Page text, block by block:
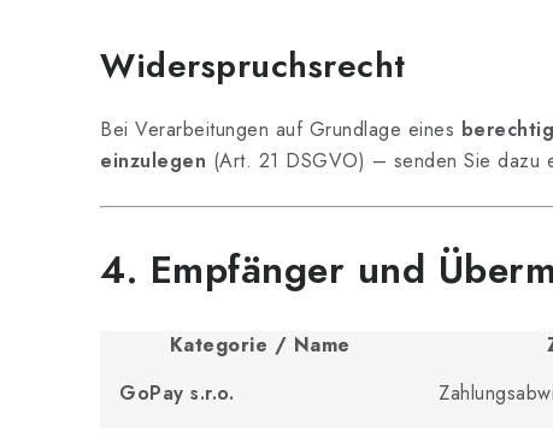
Widerspruchsrecht
Bei Verarbeitungen auf Grundlage eines
einzulegen (Art. 21 DSGVO) – senden Sie dazu
4. Empfänger und
Kategorie / Name
GoPay s.r.o.